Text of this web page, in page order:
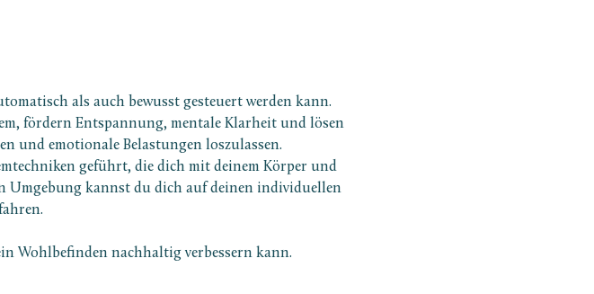
als auch bewusst gesteuert werden kann.
fördern Entspannung, mentale Klarheit und lösen
und emotionale Belastungen loszulassen.
geführt, die dich mit deinem Körper und
Umgebung kannst du dich auf deinen individuellen
Wohlbefinden nachhaltig verbessern kann.